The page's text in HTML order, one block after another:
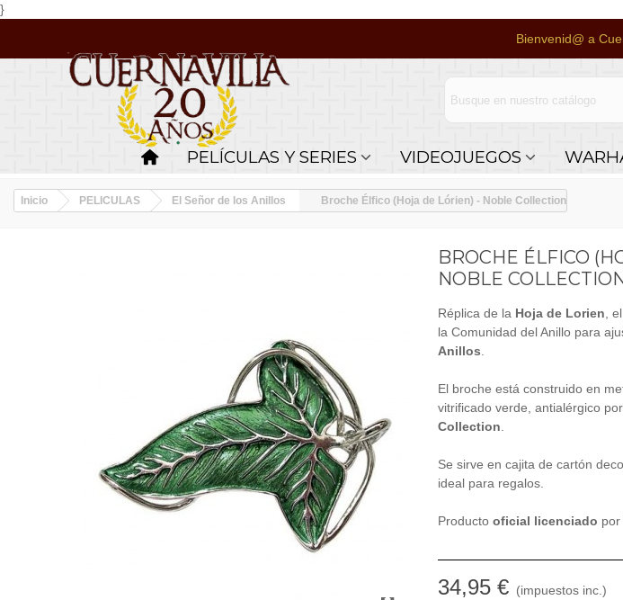
}
Bienvenid@ a
PELÍCULAS Y SERIES VIDEOJUEGOS
Inicio PELICULAS El Señor de los Anillos Broche Élfico (Hoja de Lórien) - Noble Collection
BROCHE ÉLFICO
NOBLE
Réplica de la Hoja de Lorien ,
la Comunidad del Anillo para
Anillos
El broche está construido en
vitrificado verde, antialérgico
Collection
Se sirve en cajita de cartón
ideal para regalos.
Producto oficial licenciado por
34,95 € (impuestos inc.)